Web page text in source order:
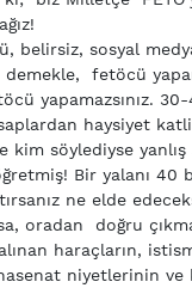
belirsiz, sosyal
fetöcü
yapamazsınız.
haysiyet
kim söylediyse
Bir yalanı 40
ne elde
oradan doğru
alınan haraçların,
niyetlerinin ve